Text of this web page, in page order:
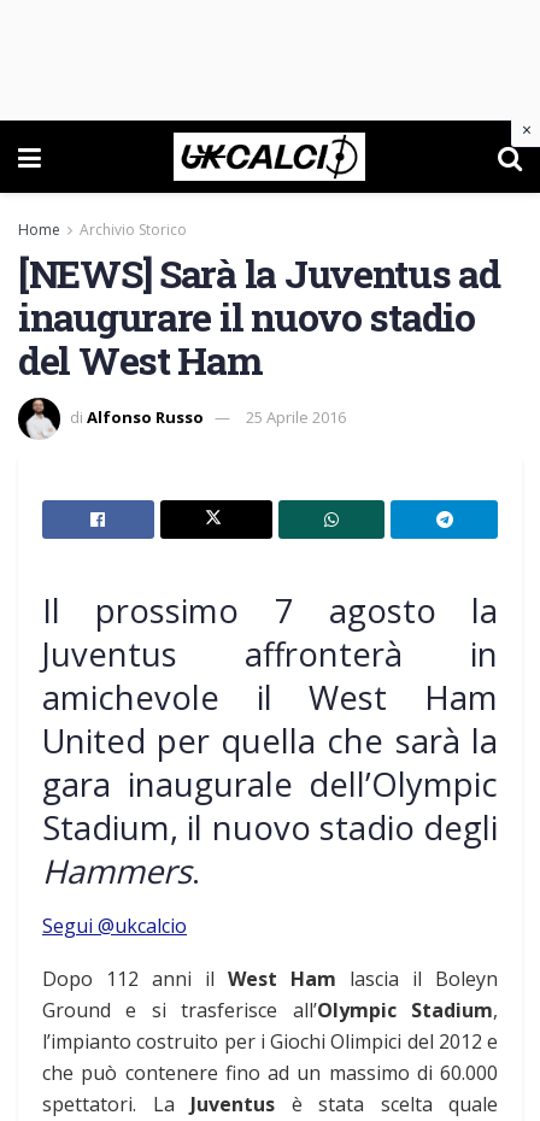
Home Archivio Storico
[NEWS] Sarà la Juventus ad
inaugurare il nuovo stadio
del West Ham
di Alfonso Russo 25 Aprile 2016
Il prossimo 7 agosto la
Juventus affronterà in
amichevole il West Ham
United per quella che sarà la
gara inaugurale dell’Olympic
Stadium, il nuovo stadio degli
Hammers.
Segui @ukcalcio
Dopo 112 anni il West Ham lascia il Boleyn
Ground e si trasferisce all’Olympic Stadium,
l’impianto costruito per i Giochi Olimpici del 2012 e
che può contenere fino ad un massimo di 60.000
spettatori. La Juventus è stata scelta quale
×